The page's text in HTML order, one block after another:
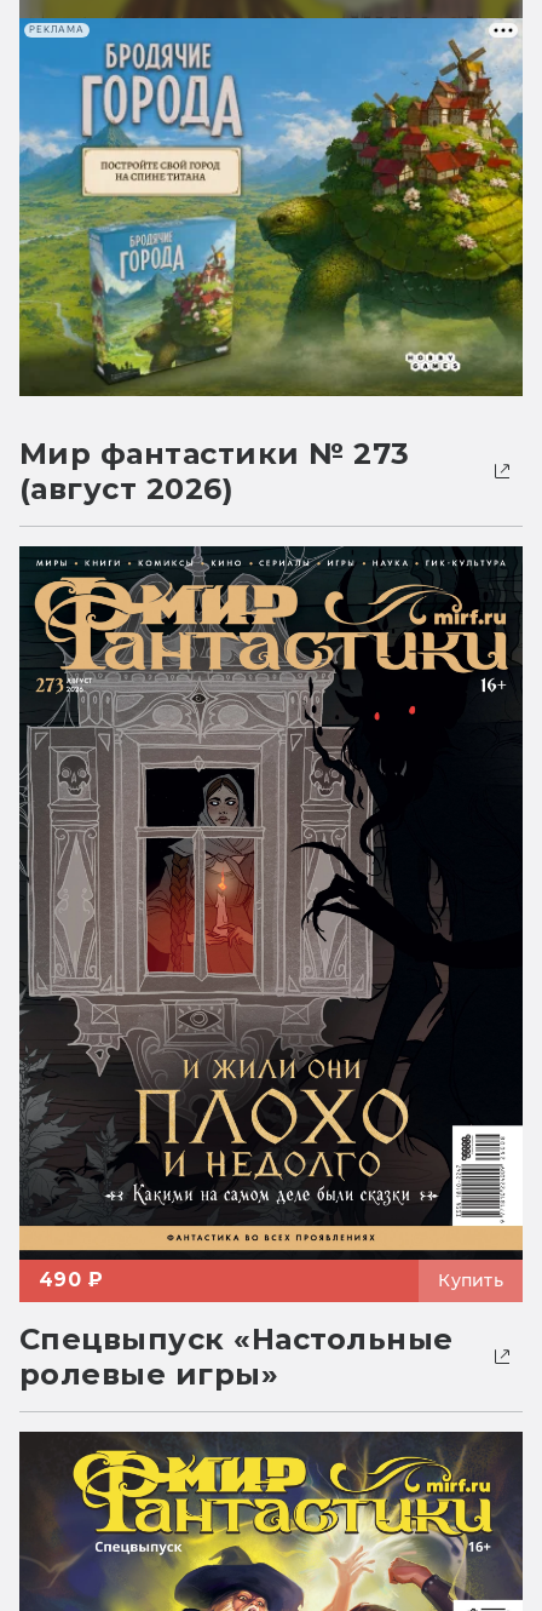
РЕКЛАМА
Мир фантастики № 273
(август 2026)
490 ₽ Купить
Спецвыпуск «Настольные
ролевые игры»